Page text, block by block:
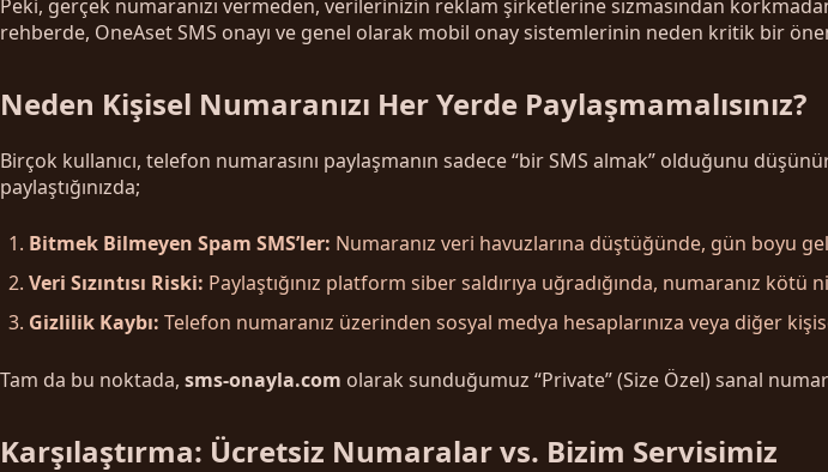
Peki, gerçek numaranızı vermeden, verilerinizin reklam şirketlerine sızmasından
rehberde, OneAset SMS onayı ve genel olarak mobil onay sistemlerinin neden kritik bir
Neden Kişisel Numaranızı Her Yerde Paylaşmamalısınız?
Birçok kullanıcı, telefon numarasını paylaşmanın sadece “bir SMS almak” olduğunu
paylaştığınızda;
Bitmek Bilmeyen Spam SMS’ler: Numaranız veri havuzlarına düştüğünde, gün boyu
Veri Sızıntısı Riski: Paylaştığınız platform siber saldırıya uğradığında, numaranız kötü
Gizlilik Kaybı: Telefon numaranız üzerinden sosyal medya hesaplarınıza veya diğer
Tam da bu noktada, sms-onayla.com olarak sunduğumuz “Private” (Size Özel) sanal
Karşılaştırma: Ücretsiz Numaralar vs. Bizim Servisimiz